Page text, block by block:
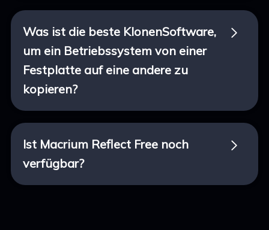
Was ist die beste KlonenSoftware,
um ein Betriebssystem von einer
Festplatte auf eine andere zu
kopieren?
Ist Macrium Reflect Free noch
verfügbar?